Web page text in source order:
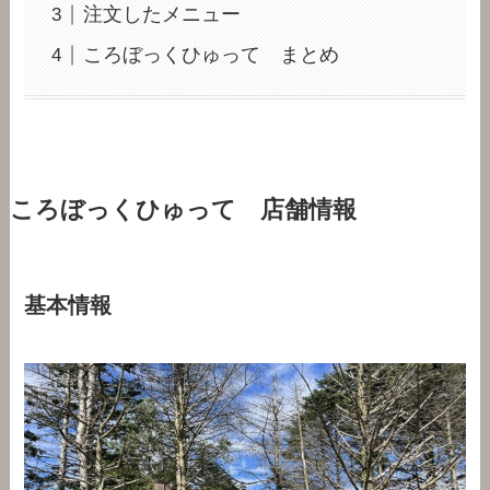
注文したメニュー
ころぼっくひゅって まとめ
ころぼっくひゅって 店舗情報
基本情報